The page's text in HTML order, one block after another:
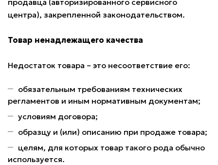
продавца (авторизированного сервисного
центра), закрепленной законодательством.
Товар ненадлежащего качества
Недостаток товара – это несоответствие его:
обязательным требованиям технических
регламентов и иным нормативным документам;
условиям договора;
образцу и (или) описанию при продаже товара;
целям, для которых товар такого рода обычно
используется.